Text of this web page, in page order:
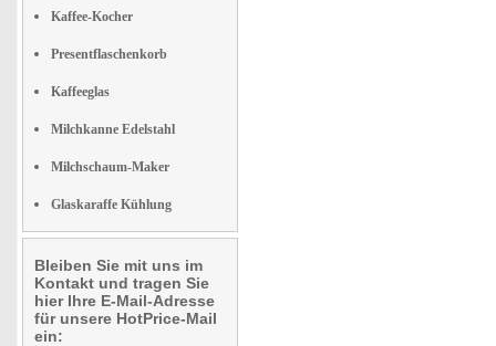
Kaffee-Kocher
Presentflaschenkorb
Kaffeeglas
Milchkanne Edelstahl
Milchschaum-Maker
Glaskaraffe Kühlung
Bleiben Sie mit uns im
Kontakt und tragen Sie
hier Ihre E-Mail-Adresse
für unsere HotPrice-Mail
ein: